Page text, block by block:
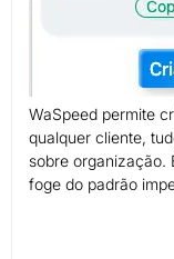
WaSpeed permite
qualquer cliente,
sobre organização.
foge do padrão